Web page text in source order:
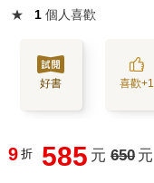
★ 1 個人喜歡
好書 喜歡+1
9 折 585 元 650 元